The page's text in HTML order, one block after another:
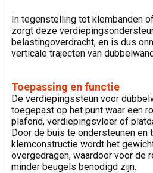
In tegenstelling tot klembanden
zorgt deze
belastingoverdracht, en is dus
verticale trajecten van
Toepassing en functie
De verdiepingssteun voor
toegepast op het punt waar een
plafond, verdiepingsvloer of
Door de buis te ondersteunen en
klemconstructie wordt het
overgedragen, waardoor voor de
minder beugels benodigd zijn.